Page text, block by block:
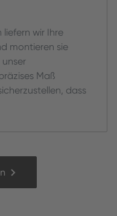
wir Ihre
montieren sie
Maß
dass